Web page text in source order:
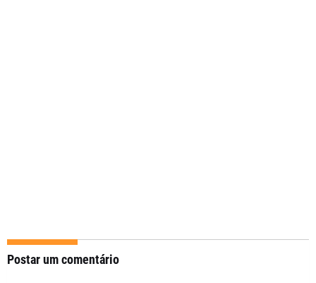
Postar um comentário